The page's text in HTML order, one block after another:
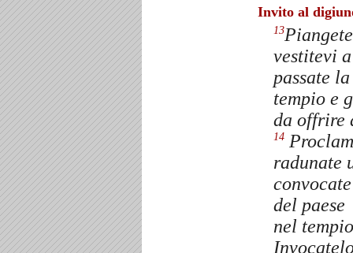
Invito al
13
vestitevi
passate
tempio e
da offrire
14
radunate
del paese
nel